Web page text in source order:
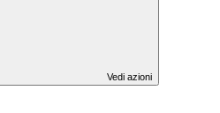
Vedi azioni